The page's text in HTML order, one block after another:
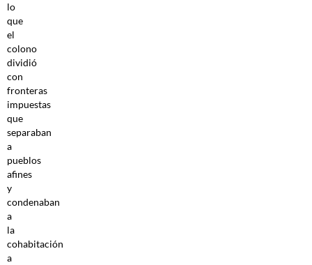
lo
que
el
colono
dividió
con
fronteras
impuestas
que
separaban
a
pueblos
afines
y
condenaban
a
la
cohabitación
a